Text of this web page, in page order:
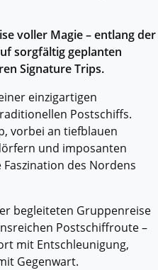
voller Magie – entlang der
sorgfältig geplanten
Signature Trips.
einzigartigen
Postschiffs.
vorbei an tiefblauen
und imposanten
des Nordens
begleiteten Gruppenreise
Postschiffroute –
mit Entschleunigung,
Gegenwart.